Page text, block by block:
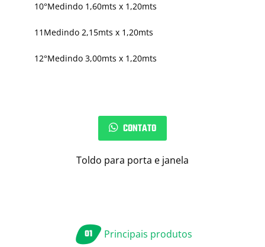
10°Medindo 1,60mts x 1,20mts
11Medindo 2,15mts x 1,20mts
12°Medindo 3,00mts x 1,20mts
CONTATO
Toldo para porta e janela
01 Principais produtos